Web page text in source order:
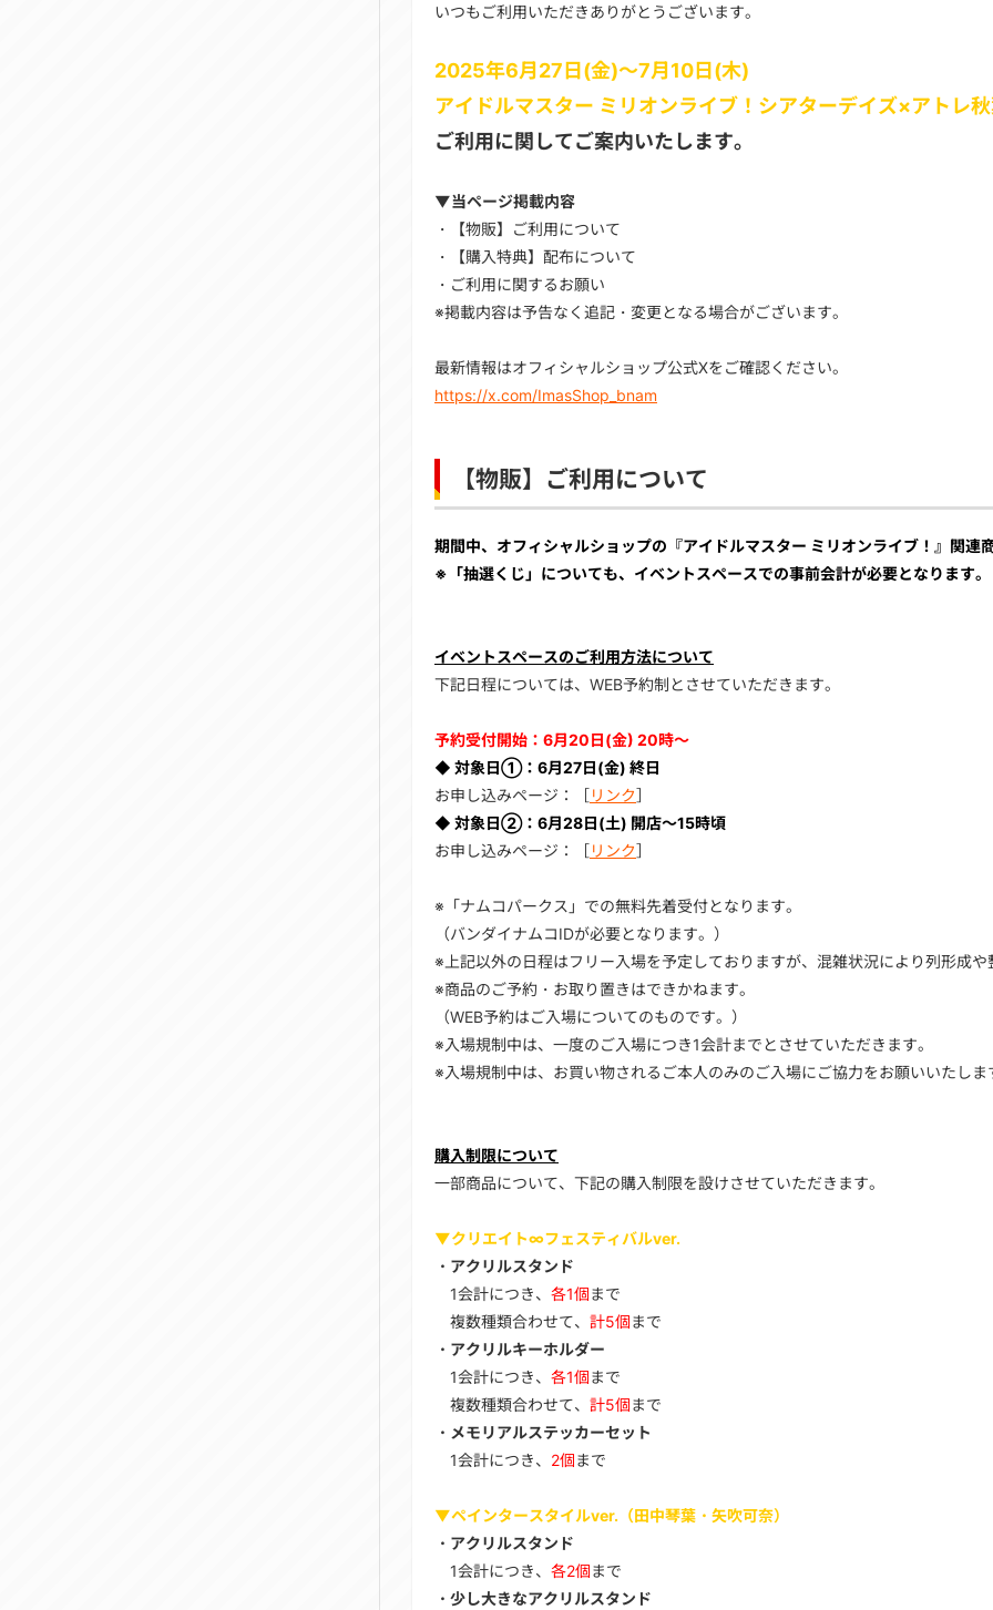
いつもご利用いただきありがとうございます。
2025年6月27日(金)～7月10日(木)
アイドルマスター ミリオンライブ！シアターデイズ×アトレ
ご利用に関してご案内いたします。
▼当ページ掲載内容
・【物販】ご利用について
・【購入特典】配布について
・ご利用に関するお願い
※掲載内容は予告なく追記・変更となる場合がございます。
最新情報はオフィシャルショップ公式Xをご確認ください。
https://x.com/ImasShop_bnam
【物販】ご利用について
期間中、オフィシャルショップの『アイドルマスター ミリオンライブ！』関
※「抽選くじ」についても、イベントスペースでの事前会計が必要となります。
イベントスペースのご利用方法について
下記日程については、WEB予約制とさせていただきます。
予約受付開始：6月20日(金) 20時～
◆ 対象日①：6月27日(金) 終日
お申し込みページ：［
リンク
◆ 対象日②：6月28日(土) 開店～15時頃
お申し込みページ：［
リンク
※「ナムコパークス」での無料先着受付となります。
（バンダイナムコIDが必要となります。）
※上記以外の日程はフリー入場を予定しておりますが、混雑状況により列形成
※商品のご予約・お取り置きはできかねます。
（WEB予約はご入場についてのものです。）
※入場規制中は、一度のご入場につき1会計までとさせていただきます。
※入場規制中は、お買い物されるご本人のみのご入場にご協力をお願いいたしま
購入制限について
一部商品について、下記の購入制限を設けさせていただきます。
▼クリエイト∞フェスティバルver.
・アクリルスタンド
1会計につき、 各1個 まで
複数種類合わせて、 計5個 まで
・アクリルキーホルダー
1会計につき、 各1個 まで
複数種類合わせて、 計5個 まで
・メモリアルステッカーセット
1会計につき、 2個 まで
▼ペインタースタイルver.（田中琴葉・矢吹可奈）
・アクリルスタンド
1会計につき、 各2個 まで
・少し大きなアクリルスタンド